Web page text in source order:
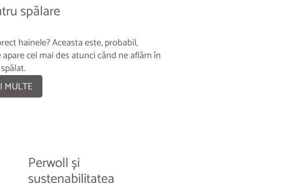
spălare
hainele? Aceasta este, probabil,
cel mai des atunci când ne aflăm în
MULTE
Perwoll și
sustenabilitatea